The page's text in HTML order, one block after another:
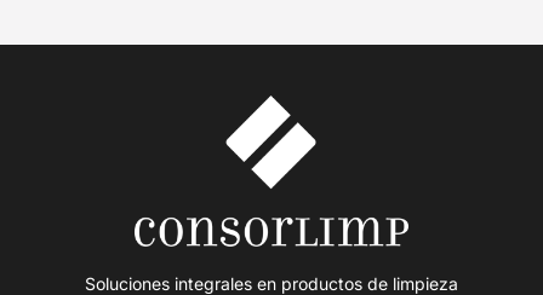
Soluciones integrales en productos de limpieza